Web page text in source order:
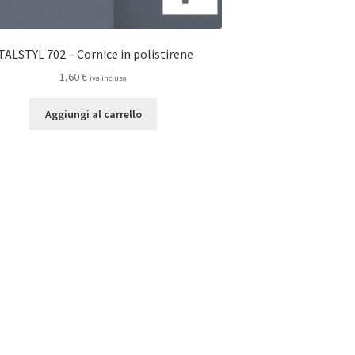
702 – Cornice in polistirene
1,60€ iva inclusa
Aggiungi al carrello